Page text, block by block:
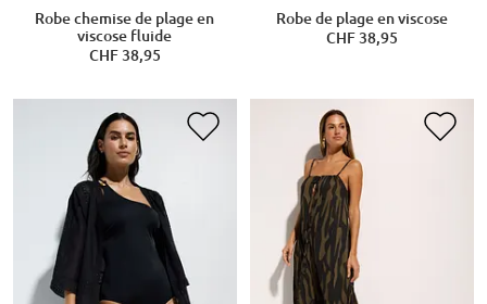
Robe chemise de plage en
viscose fluide
CHF 38,95
Robe de plage en viscose
CHF 38,95